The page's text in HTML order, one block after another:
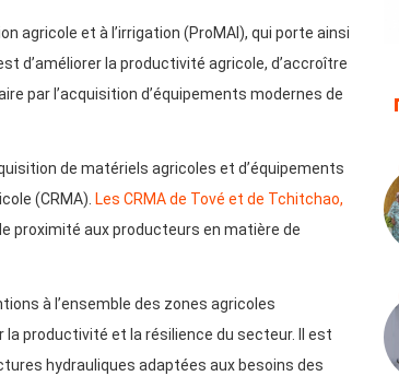
agricole et à l’irrigation (ProMAI), qui porte ainsi
d’améliorer la productivité agricole, d’accroître
par l’acquisition d’équipements modernes de
de matériels agricoles et d’équipements
(CRMA). Les CRMA de Tové et de Tchitchao,
proximité aux producteurs en matière de
à l’ensemble des zones agricoles
productivité et la résilience du secteur. Il est
hydrauliques adaptées aux besoins des